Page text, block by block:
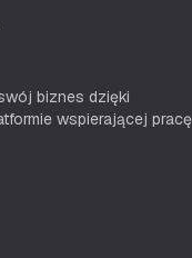
biznes dzięki
wspierającej pracę